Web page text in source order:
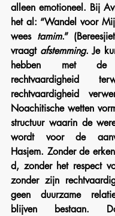
alleen emotioneel. Bij
het al: “Wandel voor
wees tamim.”
vraagt afstemming. Je
hebben met
rechtvaardigheid
rechtvaardigheid
Noachitische wetten
structuur waarin de
wordt voor de
Hasjem. Zonder de
d, zonder het respect
zonder zijn
geen duurzame
blijven bestaan.